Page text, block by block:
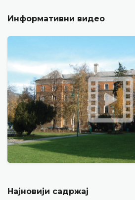
Информативни видео
Најновији садржај